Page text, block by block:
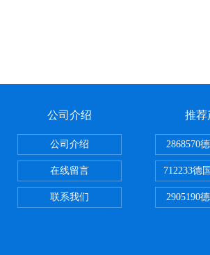
公司介绍
公司介绍
在线留言
联系我们
推荐
2868570
712233德
2905190